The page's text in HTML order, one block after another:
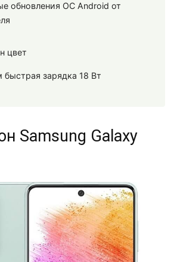
обновления ОС Android от
цвет
зарядка 18 Вт
Samsung Galaxy